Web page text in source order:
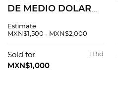
DE MEDIO DOLAR
PLATA .400 Monedas
Anverso: icónico
retrato del
Estimate
MXN$1,500 - MXN$2,000
1 Bid
Sold for
MXN$1,000